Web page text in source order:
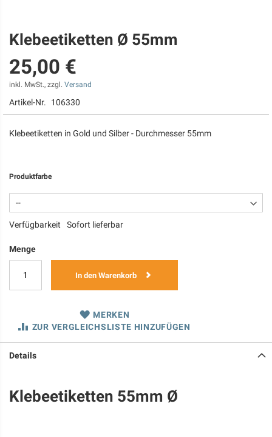
Zum
Anfang
der
Bildgalerie
springen
Klebeetiketten Ø 55mm
25,00 €
inkl. MwSt., zzgl. Versand
Artikel-Nr. 106330
Klebeetiketten in Gold und Silber - Durchmesser 55mm
Produktfarbe
Verfügbarkeit Sofort lieferbar
Menge
In den Warenkorb
MERKEN
ZUR VERGLEICHSLISTE HINZUFÜGEN
Details
Klebeetiketten 55mm Ø